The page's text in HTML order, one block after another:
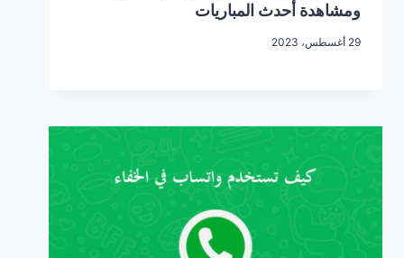
ومشاهدة أحدث المباريات
29 أغسطس، 2023